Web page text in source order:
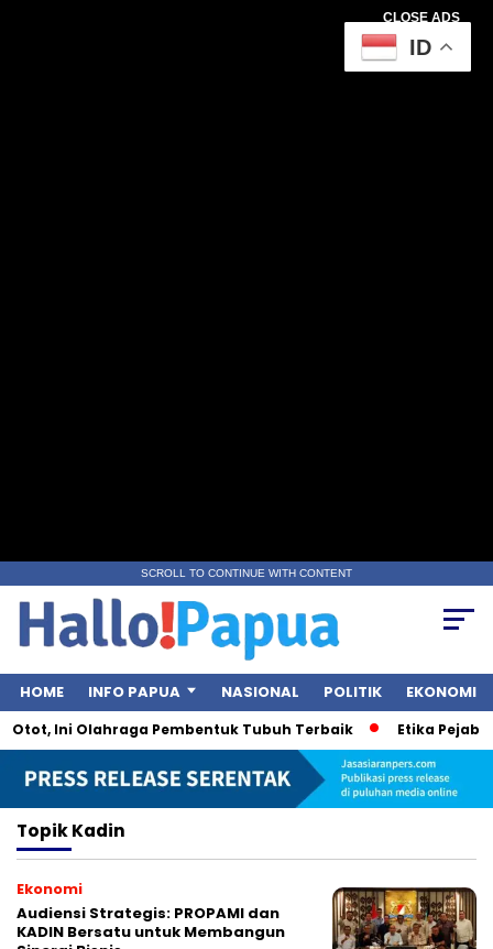
CLOSE ADS
SCROLL TO CONTINUE WITH CONTENT
HOME INFO PAPUA NASIONAL POLITIK EKONOMI
Ini Olahraga Pembentuk Tubuh Terbaik Etika
TopikKadin
Ekonomi
Audiensi Strategis: PROPAMI dan
KADIN Bersatu untuk Membangun
ID